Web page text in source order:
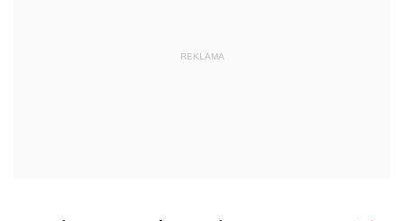
REKLAMA